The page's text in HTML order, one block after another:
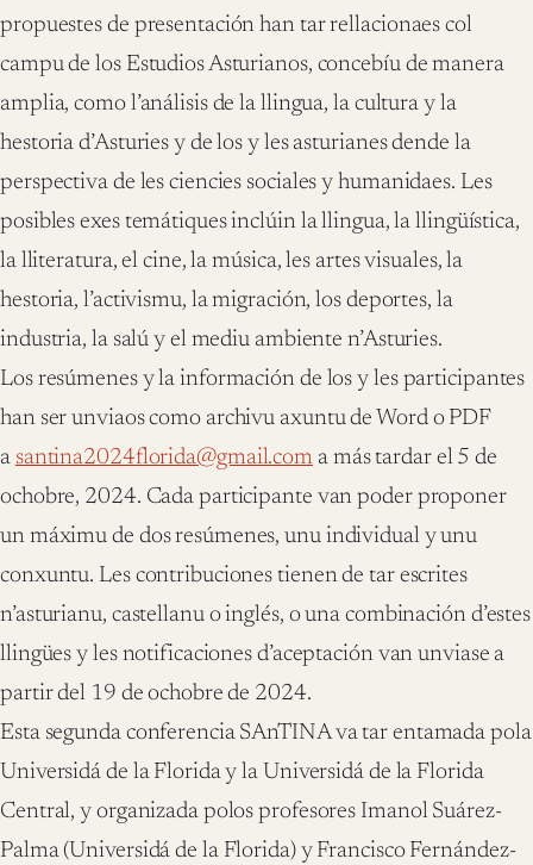
propuestes de presentación han tar rellacionaes col
campu de los Estudios Asturianos, concebíu de manera
amplia, como l’análisis de la llingua, la cultura y la
hestoria d’Asturies y de los y les asturianes dende la
perspectiva de les ciencies sociales y humanidaes. Les
posibles exes temátiques inclúin la llingua, la llingüística,
la lliteratura, el cine, la música, les artes visuales, la
hestoria, l’activismu, la migración, los deportes, la
industria, la salú y el mediu ambiente n’Asturies.
Los resúmenes y la información de los y les participantes
han ser unviaos como archivu axuntu de Word o PDF
a santina2024florida@gmail.com a más tardar el 5 de
ochobre, 2024. Cada participante van poder proponer
un máximu de dos resúmenes, unu individual y unu
conxuntu. Les contribuciones tienen de tar escrites
n’asturianu, castellanu o inglés, o una combinación d’estes
llingües y les notificaciones d’aceptación van unviase a
partir del 19 de ochobre de 2024.
Esta segunda conferencia SAnTINA va tar entamada pola
Universidá de la Florida y la Universidá de la Florida
Central, y organizada polos profesores Imanol Suárez-
Palma (Universidá de la Florida) y Francisco Fernández-